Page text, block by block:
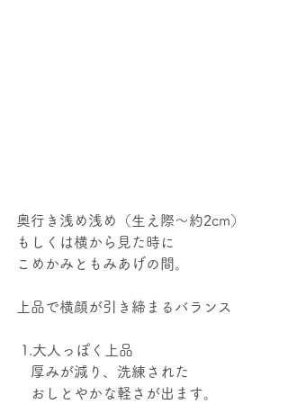
奥行き浅め浅め（生え際～約2cm）
もしくは横から見た時に
こめかみともみあげの間。
上品で横顔が引き締まるバランス
1.大人っぽく上品
厚みが減り、洗練された
おしとやかな軽さが出ます。